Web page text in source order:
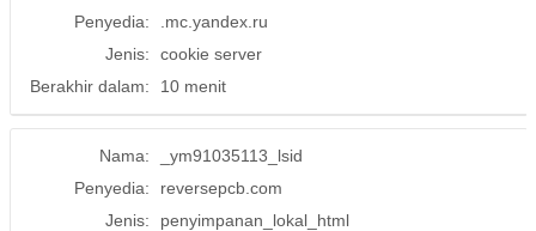
Penyedia:
.mc.yandex.ru
Jenis:
cookie server
Berakhir dalam:
10 menit
Nama:
_ym91035113_lsid
Penyedia:
reversepcb.com
Jenis:
penyimpanan_lokal_html